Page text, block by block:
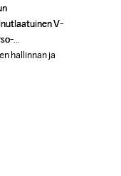
V-
hallinnan ja
V-
hallinnan ja